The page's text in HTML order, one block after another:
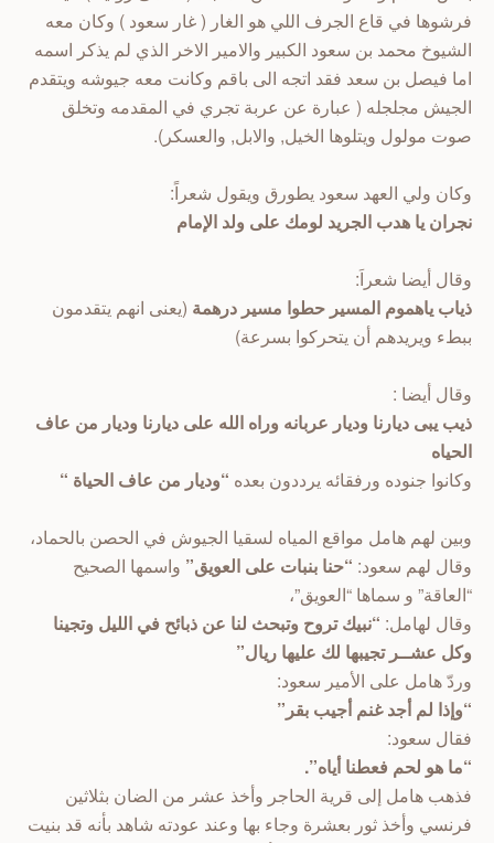
فرشوها في قاع الجرف اللي هو الغار ( غار سعود ) وكان معه
الشيوخ محمد بن سعود الكبير والامير الاخر الذي لم يذكر اسمه
اما فيصل بن سعد فقد اتجه الى باقم وكانت معه جيوشه ويتقدم
الجيش مجلجله ( عبارة عن عربة تجري في المقدمه وتخلق
صوت مولول ويتلوها الخيل, والابل, والعسكر).
وكان ولي العهد سعود يطورق ويقول شعراً:
نجران يا هدب الجريد لومك على ولد الإمام
وقال أيضا شعراَ:
ذياب ياهموم المسير حطوا مسير درهمة (يعنى انهم يتقدمون
ببطء ويريدهم أن يتحركوا بسرعة)
وقال أيضا :
ذيب يبى ديارنا وديار عربانه وراه الله على ديارنا وديار من عاف
الحياه
وكانوا جنوده ورفقائه يرددون بعده “وديار من عاف الحياة “
وبين لهم هامل مواقع المياه لسقيا الجيوش في الحصن بالحماد،
وقال لهم سعود: “حنا بنبات على العويق” واسمها الصحيح
“العاقة” و سماها “العويق”،
وقال لهامل: “نبيك تروح وتبحث لنا عن ذبائح في الليل وتجينا
وكل عشــر تجيبها لك عليها ريال”
وردّ هامل على الأمير سعود:
“وإذا لم أجد غنم أجيب بقر”
فقال سعود:
“ما هو لحم فعطنا أياه”.
فذهب هامل إلى قرية الحاجر وأخذ عشر من الضان بثلاثين
فرنسي وأخذ ثور بعشرة وجاء بها وعند عودته شاهد بأنه قد بنيت